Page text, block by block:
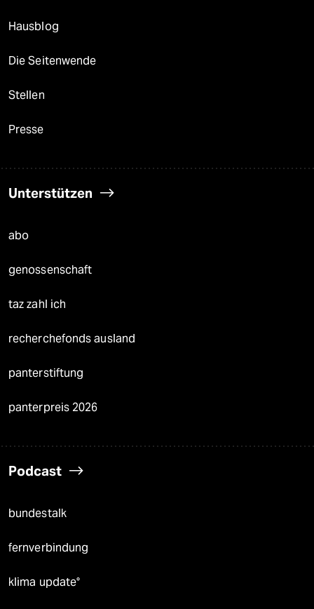
Hausblog
Die Seitenwende
Stellen
Presse
Unterstützen
abo
genossenschaft
taz zahl ich
recherchefonds ausland
panterstiftung
panterpreis 2026
Podcast
bundestalk
fernverbindung
klima update°